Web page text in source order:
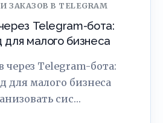
В TELEGRAM
Telegram-бота:
для малого бизнеса
через Telegram-бота:
для малого бизнеса
сис…